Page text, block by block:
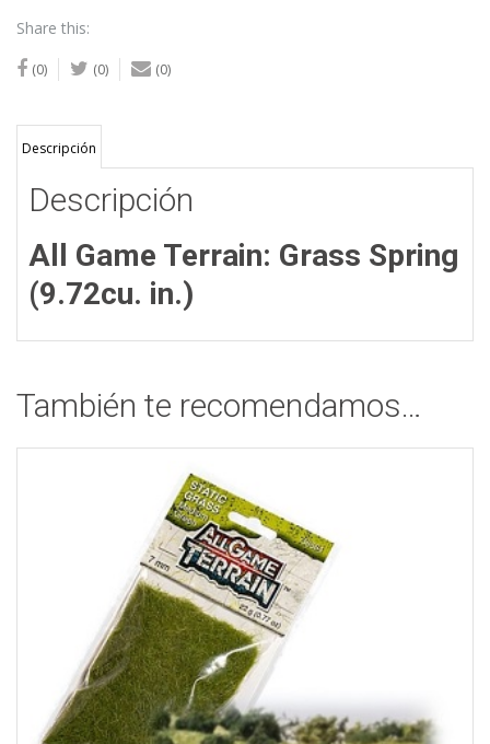
cantidad
Share this:
(0) (0) (0)
Descripción
Descripción
All Game Terrain: Grass Spring
(9.72cu. in.)
También te recomendamos…